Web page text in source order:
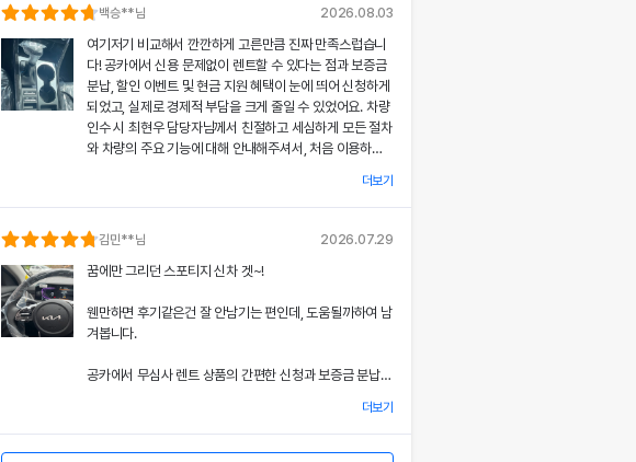
분들도 부담 없이 서비스를 체험할 수 있었어요.
공카의 본부 직거래 시스템으로 중간 마진 없이 합리적인
렌트료를 제공받았고, 즉시 출고되는 신차 덕분에 긴급 상
황에서도 차질 없이 차량을 이용할 수 있었던 점이 특히 인
상 깊었어요.
쏘나타의 세련된 디자인과 최신 편의 기능, 그리고 안전 장
치에 대한 세심한 관리가 직접 눈으로 확인되면서 전체적인
다시 이용하고 싶은 강력한 동기가 되었어요.
돋보여 제게 잊지 못할 기억으로 남았으며, 이 만족스러운
백승**님 2026.08.03
여기저기 비교해서 깐깐하게 고른만큼 진짜 만족스럽습니
다! 공카에서 신용 문제없이 렌트할 수 있다는 점과 보증금
분납, 할인 이벤트 및 현금 지원 혜택이 눈에 띄어 신청하게
되었고, 실제로 경제적 부담을 크게 줄일 수 있었어요. 차량
인수 시 최현우 담당자님께서 친절하고 세심하게 모든 절차
와 차량의 주요 기능에 대해 안내해주셔서, 처음 이용하는
공카의 본부 직거래 시스템 덕분에 렌트료가 매우 합리적으
로 책정되었고, 필요할 때마다 즉시 출고되는 신차 시스템
은 제 일정에 맞춰 안정적으로 차량을 이용할 수 있도록 도
와주었어요.
쏘나타의 우아한 디자인과 최신 편의 기능, 그리고 안전장
치에 대한 상세한 설명은 제 기대 이상이었으며, 전 과정에
어요.
도 공카를 우선적으로 이용하게 만들 정도로 만족스러웠으
더보기
김민**님 2026.07.29
꿈에만 그리던 스포티지 신차 겟~!
웬만하면 후기같은건 잘 안남기는 편인데, 도움될까하여 남
겨봅니다.
공카에서 무심사 렌트 상품의 간편한 신청과 보증금 분납,
차량 인수 시 이준호 담당자님께서 따뜻하면서도 세심하게
더보기
'(주)공카'는 (이하 '회사'는) 고객님의 개인정보를 중요시하며, "정보
통신망 이용촉진 및 정보보호"에 관한 법률을 준수하고 있습니다.
회사는 개인정보처리방침을 통하여 고객님께서 제공하시는 개인정보
가 어떠한 용도와 방식으로 이용되고 있으며, 개인정보보호를 위해 어
떠한 조치가 취해지고 있는지 알려드립니다.
회사는 개인정보처리방침을 개정하는 경우 웹사이트 공지사항(또는